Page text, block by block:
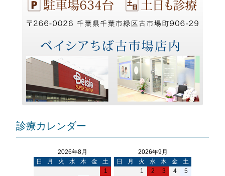
診療カレンダー
2026年8月
日
月 火 水 木 金
土
1
2026年9月
日
月 火 水 木 金
土
1
2 3 4
5